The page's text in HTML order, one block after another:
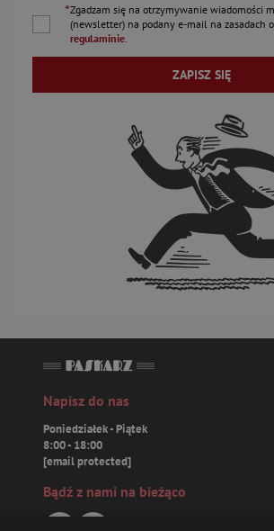
*Zgadzam się na otrzymywanie wiadomości
(newsletter) na podany e-mail na zasadach
regulaminie.
ZAPISZ SIĘ
Napisz do nas
Poniedziałek - Piątek
8:00 - 18:00
[email protected]
Bądź z nami na bieżąco